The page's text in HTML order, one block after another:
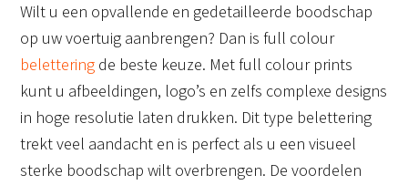
Wilt u een opvallende en gedetailleerde boodschap
op uw voertuig aanbrengen? Dan is full colour
belettering de beste keuze. Met full colour prints
kunt u afbeeldingen, logo’s en zelfs complexe designs
in hoge resolutie laten drukken. Dit type belettering
trekt veel aandacht en is perfect als u een visueel
sterke boodschap wilt overbrengen. De voordelen